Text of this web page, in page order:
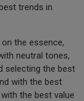
trends in
the essence,
neutral tones,
selecting the best
with the best
the best value